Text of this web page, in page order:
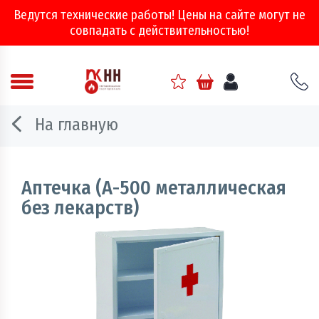
Ведутся технические работы! Цены на сайте могут не
совпадать с действительностью!
Аварийно - спасательное оборудование
Двери, ворота и люки противопожарные
Информационно-справочная литература
Обеспечение эвакуации, знаки безопасности
Огнебиозащитные составы
На главную
Аптечка (А-500 металлическая
без лекарств)